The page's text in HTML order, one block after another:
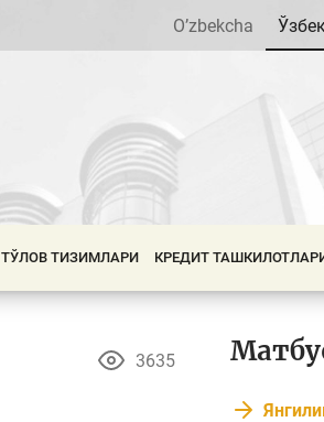
O’zbekcha
ТЎЛОВ ТИЗИМЛАРИ КРЕДИТ
3635